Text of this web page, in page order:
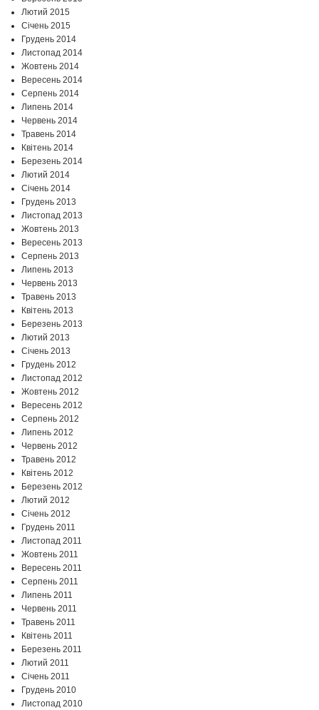
Лютий 2015
Січень 2015
Грудень 2014
Листопад 2014
Жовтень 2014
Вересень 2014
Серпень 2014
Липень 2014
Червень 2014
Травень 2014
Квітень 2014
Березень 2014
Лютий 2014
Січень 2014
Грудень 2013
Листопад 2013
Жовтень 2013
Вересень 2013
Серпень 2013
Липень 2013
Червень 2013
Травень 2013
Квітень 2013
Березень 2013
Лютий 2013
Січень 2013
Грудень 2012
Листопад 2012
Жовтень 2012
Вересень 2012
Серпень 2012
Липень 2012
Червень 2012
Травень 2012
Квітень 2012
Березень 2012
Лютий 2012
Січень 2012
Грудень 2011
Листопад 2011
Жовтень 2011
Вересень 2011
Серпень 2011
Липень 2011
Червень 2011
Травень 2011
Квітень 2011
Березень 2011
Лютий 2011
Січень 2011
Грудень 2010
Листопад 2010